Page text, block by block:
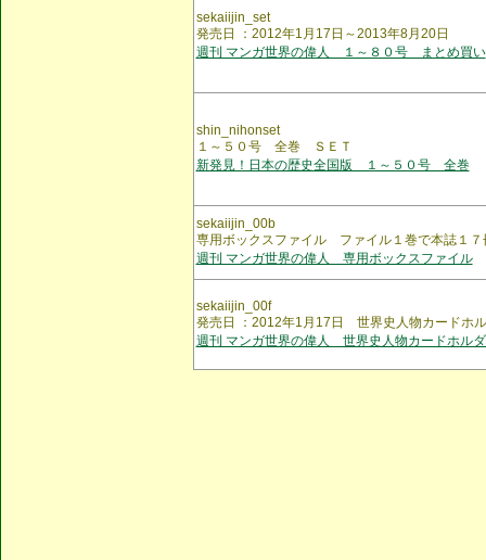
sekaiijin_set
発売日 ：2012年1月17日～2013年8月20日
週刊 マンガ世界の偉人 １～８０号 まとめ買い
shin_nihonset
１～５０号 全巻 ＳＥＴ
新発見！日本の歴史全国版 １～５０号 全巻
sekaiijin_00b
専用ボックスファイル ファイル１巻で本誌１７
週刊 マンガ世界の偉人 専用ボックスファイル
sekaiijin_00f
発売日 ：2012年1月17日 世界史人物カードホ
週刊 マンガ世界の偉人 世界史人物カードホル